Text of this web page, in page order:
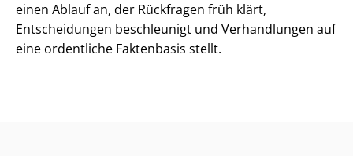
einen Ablauf an, der Rückfragen früh klärt,
Entscheidungen beschleunigt und Verhandlungen auf
eine ordentliche Faktenbasis stellt.